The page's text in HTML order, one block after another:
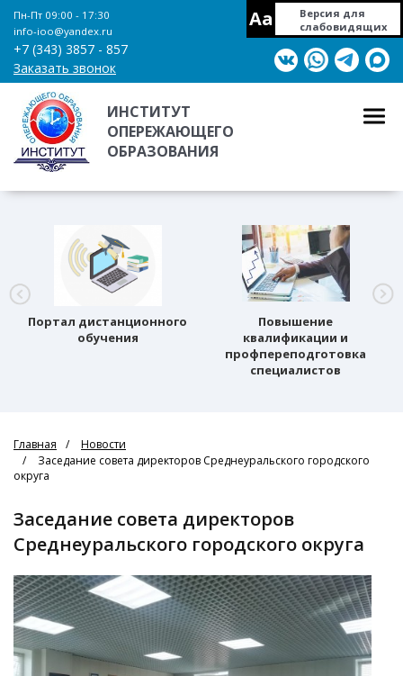
Пн-Пт 09:00 - 17:30
info-ioo@yandex.ru
+7 (343) 3857 - 857
Заказать звонок
Aa
Версия для
слабовидящих
ИНСТИТУТ
ОПЕРЕЖАЮЩЕГО
ОБРАЗОВАНИЯ
Портал дистанционного
обучения
Повышение
квалификации и
профпереподготовка
специалистов
Главная
Новости
Заседание совета директоров Среднеуральского городского
округа
Заседание совета директоров
Среднеуральского городского округа